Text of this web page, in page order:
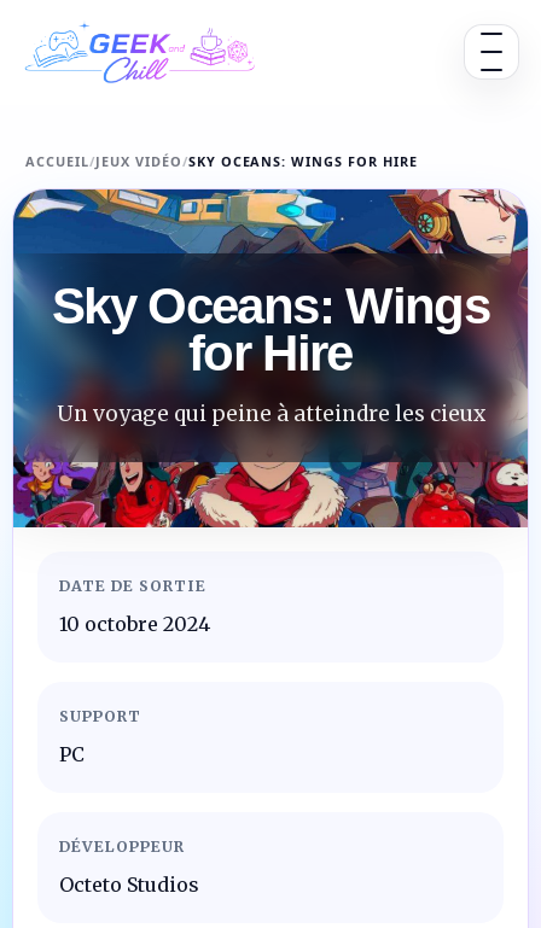
Ouvrir
ACCUEIL/JEUX VIDÉO/SKY OCEANS: WINGS FOR HIRE
Sky Oceans: Wings
for Hire
Un voyage qui peine à atteindre les cieux
DATE DE SORTIE
10 octobre 2024
SUPPORT
PC
DÉVELOPPEUR
Octeto Studios